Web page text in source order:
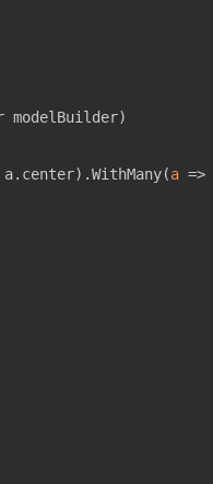
a.center).WithMany(a =>